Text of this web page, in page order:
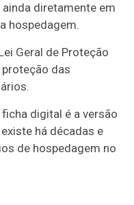
diretamente em
hospedagem.
Geral de Proteção
proteção das
ficha digital é a versão
há décadas e
de hospedagem no